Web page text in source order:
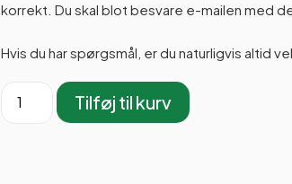
korrekt. Du skal blot besvare e-mailen med
Hvis du har spørgsmål, er du naturligvis altid
Tilføj til kurv